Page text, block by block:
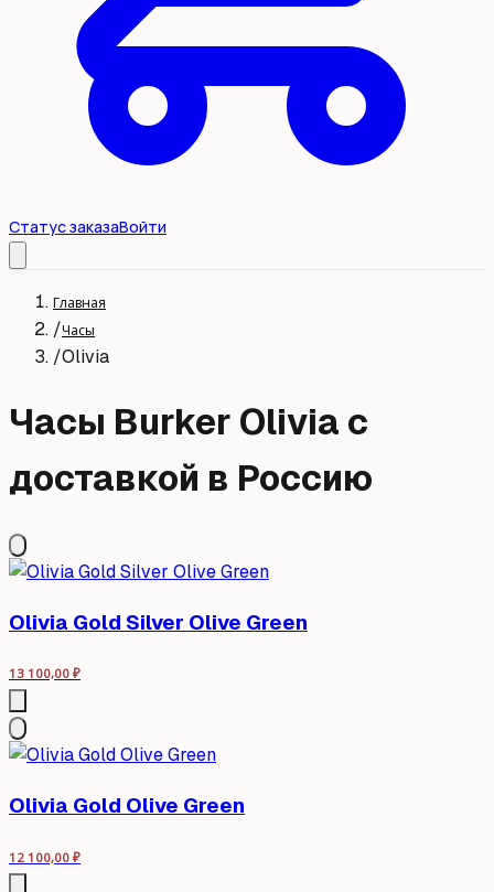
Статус заказаВойти
Главная
/Часы
/Olivia
Часы Burker Olivia с
доставкой в Россию
Olivia Gold Silver Olive Green
13 100,00 ₽
Olivia Gold Olive Green
12 100,00 ₽